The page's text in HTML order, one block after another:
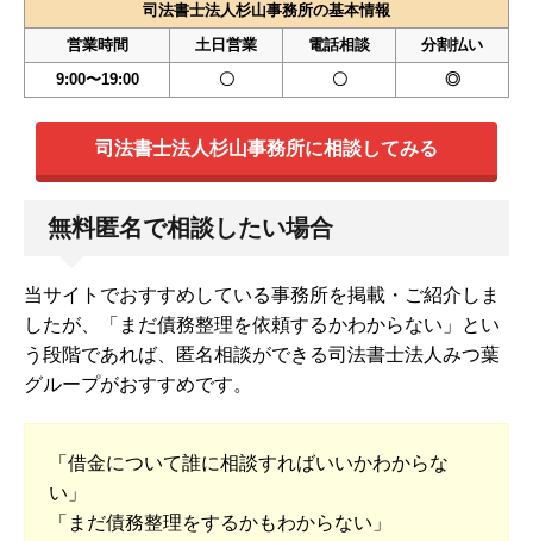
司法書士法人杉山事務所の基本情報
営業時間
土日営業 電話相談
分割払い
9:00〜19:00
〇 〇 ◎
司法書士法人杉山事務所に相談してみる
無料匿名で相談したい場合
当サイトでおすすめしている事務所を掲載・ご紹介しま
したが、「まだ債務整理を依頼するかわからない」とい
う段階であれば、匿名相談ができる司法書士法人みつ葉
グループがおすすめです。
「借金について誰に相談すればいいかわからな
い」
「まだ債務整理をするかもわからない」